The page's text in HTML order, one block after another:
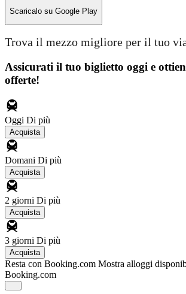
Scaricalo su Google Play
Trova il mezzo migliore per il tuo
Assicurati il ​​tuo biglietto oggi e
offerte!
Oggi Di più
Acquista
Domani Di più
Acquista
2 giorni Di più
Acquista
3 giorni Di più
Acquista
Resta con Booking.com Mostra alloggi
Booking.com